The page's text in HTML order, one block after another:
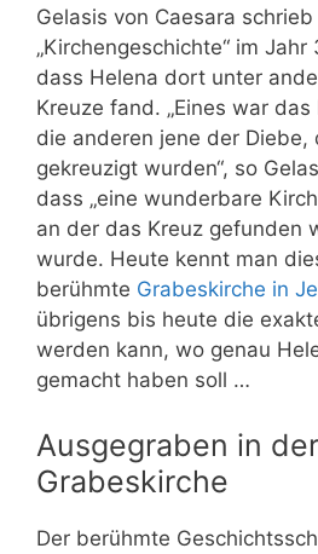
Gelasis von Caesara
„Kirchengeschichte“ im
dass Helena dort unter
Kreuze fand. „Eines war
die anderen jene der Diebe,
gekreuzigt wurden“, so
dass „eine wunderbare
an der das Kreuz gefunden
wurde. Heute kennt man
berühmte Grabeskirche in
übrigens bis heute die
werden kann, wo genau
gemacht haben soll …
Ausgegraben in der
Grabeskirche
Der berühmte